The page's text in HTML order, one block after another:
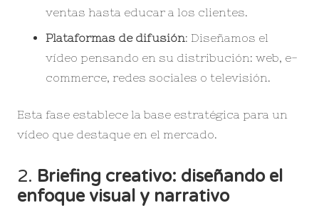
ventas hasta educar a los clientes.
Plataformas de difusión: Diseñamos el
vídeo pensando en su distribución: web, e-
commerce, redes sociales o televisión.
Esta fase establece la base estratégica para un
vídeo que destaque en el mercado.
2. Briefing creativo: diseñando el
enfoque visual y narrativo